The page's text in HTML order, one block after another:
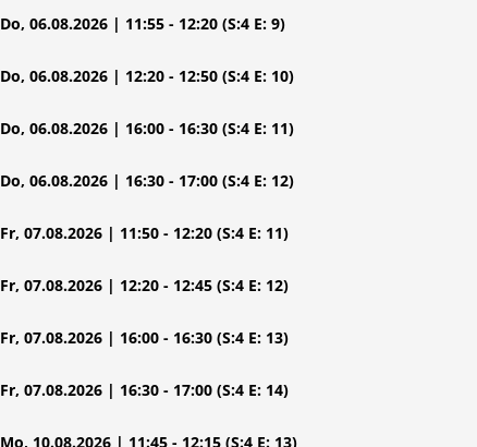
Do, 06.08.2026 | 11:55 - 12:20 (S:4 E: 9)
Do, 06.08.2026 | 12:20 - 12:50 (S:4 E: 10)
Do, 06.08.2026 | 16:00 - 16:30 (S:4 E: 11)
Do, 06.08.2026 | 16:30 - 17:00 (S:4 E: 12)
Fr, 07.08.2026 | 11:50 - 12:20 (S:4 E: 11)
Fr, 07.08.2026 | 12:20 - 12:45 (S:4 E: 12)
Fr, 07.08.2026 | 16:00 - 16:30 (S:4 E: 13)
Fr, 07.08.2026 | 16:30 - 17:00 (S:4 E: 14)
Mo, 10.08.2026 | 11:45 - 12:15 (S:4 E: 13)